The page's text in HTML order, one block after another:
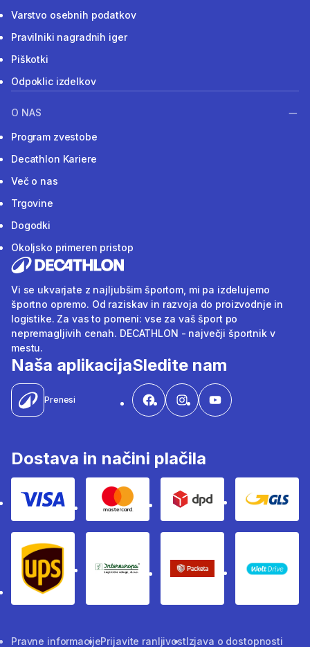
Varstvo osebnih podatkov
Pravilniki nagradnih iger
Piškotki
Odpoklic izdelkov
O NAS
Program zvestobe
Decathlon Kariere
Več o nas
Trgovine
Dogodki
Okoljsko primeren pristop
Vi se ukvarjate z najljubšim športom, mi pa izdelujemo
športno opremo. Od raziskav in razvoja do proizvodnje in
logistike. Za vas to pomeni: vse za vaš šport po
nepremagljivih cenah. DECATHLON - največji športnik v
mestu.
Naša aplikacija
Prenesi
Sledite nam
Dostava in načini plačila
Visa Mastercard Dpd Gls
Ups Intereuropa Packeta Sledenje
WOLT
Pravne informacijePrijavite ranljivostIzjava o dostopnosti